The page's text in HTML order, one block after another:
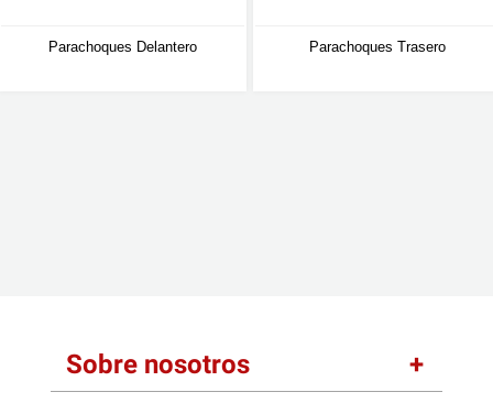
Parachoques Delantero Parachoques Trasero
Sobre nosotros